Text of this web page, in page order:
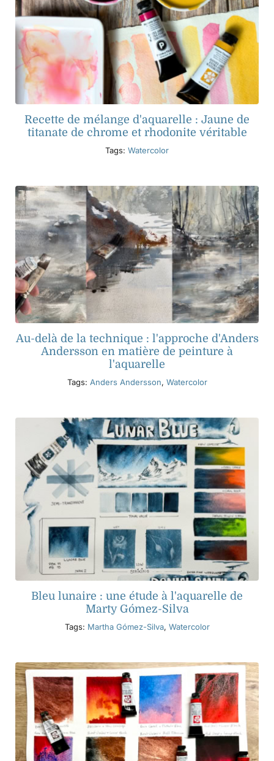
Recette de mélange d'aquarelle : Jaune de
titanate de chrome et rhodonite véritable
Tags: Watercolor
Au-delà de la technique : l'approche d'Anders
Andersson en matière de peinture à
l'aquarelle
Tags: Anders Andersson, Watercolor
Bleu lunaire : une étude à l'aquarelle de
Marty Gómez-Silva
Tags: Martha Gómez-Silva, Watercolor